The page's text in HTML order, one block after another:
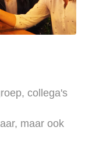
collega's
maar ook